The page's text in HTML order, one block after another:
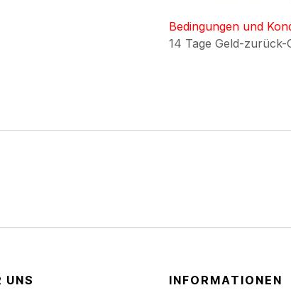
Bedingungen und
14 Tage Geld-zurück-
UNS INFORMATIONEN